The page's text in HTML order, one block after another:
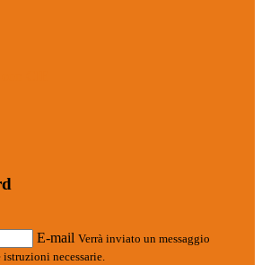
E-mail Verrà inviato un messaggio
necessarie.